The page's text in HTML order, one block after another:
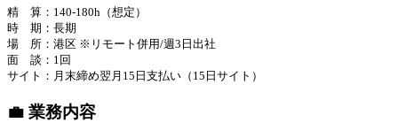
精 算：140-180h（想定）
時 期：長期
場 所：港区 ※リモート併用/週3日出社
面 談：1回
サイト：月末締め翌月15日支払い（15日サイト）
💼 業務内容